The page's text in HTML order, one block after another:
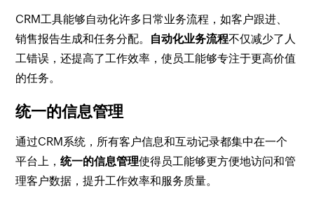
CRM工具能够自动化许多日常业务流程，如客户跟进、
销售报告生成和任务分配。 自动化业务流程不仅减少了人
工错误，还提高了工作效率，使员工能够专注于更高价值
的任务。
统一的信息管理
通过CRM系统，所有客户信息和互动记录都集中在一个
平台上，统一的信息管理使得员工能够更方便地访问和管
理客户数据，提升工作效率和服务质量。